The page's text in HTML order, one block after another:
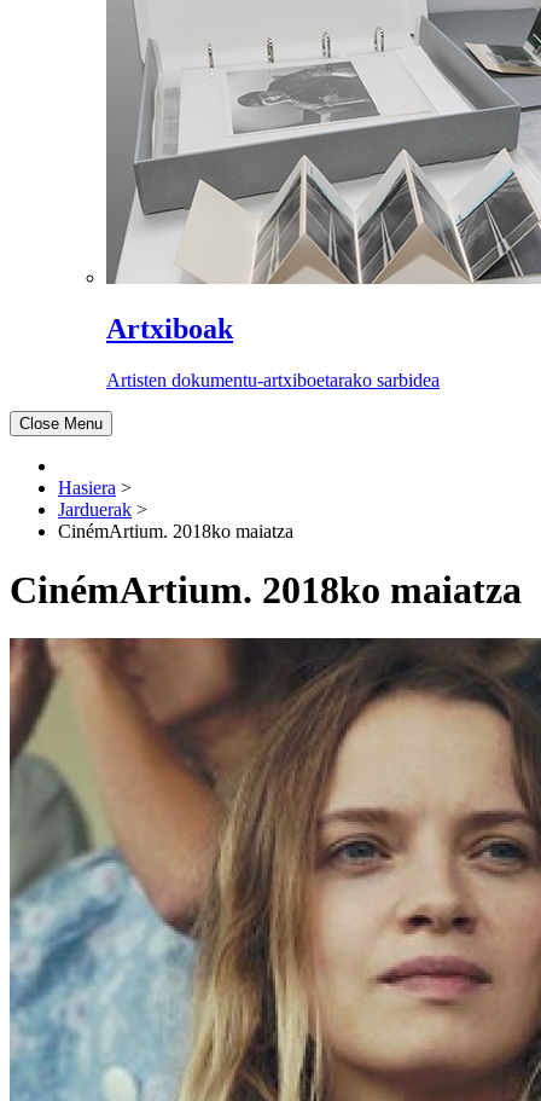
Artxiboak
Artisten dokumentu-artxiboetarako sarbidea
Close Menu
Hasiera >
Jarduerak >
CinémArtium. 2018ko maiatza
CinémArtium. 2018ko maiatza